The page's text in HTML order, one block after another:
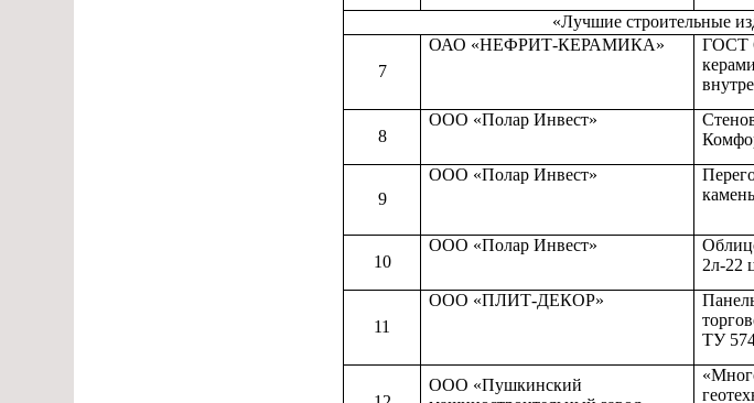
«Лучшие строительные
7
ОАО «НЕФРИТ-КЕРАМИКА»
ГОСТ
8
ООО «Полар Инвест»
9
ООО «Полар Инвест»
10
ООО «Полар Инвест»
2л-22
11
ООО «ПЛИТ-ДЕКОР»
ТУ
ООО «Пушкинский